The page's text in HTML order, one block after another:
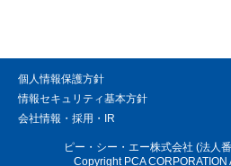
個人情報保護方針
情報セキュリティ基本方針
会社情報・採用・IR
ピー・シー・エー株式会社 (法人
Copyright PCA CORPORATION